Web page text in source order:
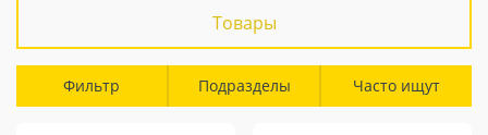
Товары
Фильтр Подразделы Часто ищут